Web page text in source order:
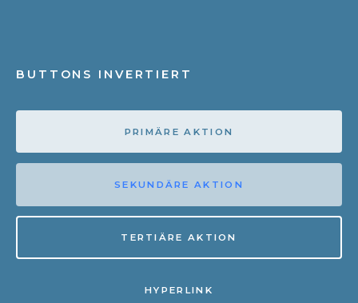
BUTTONS INVERTIERT
PRIMÄRE AKTION
SEKUNDÄRE AKTION
TERTIÄRE AKTION
HYPERLINK